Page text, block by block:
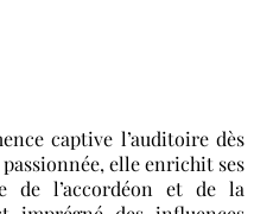
captive l’auditoire dès
elle enrichit ses
de l’accordéon et de la